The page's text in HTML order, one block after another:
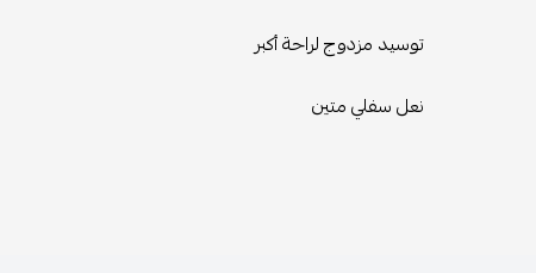
توسيد مزدوج لراحة أكبر
نعل سفلي متين